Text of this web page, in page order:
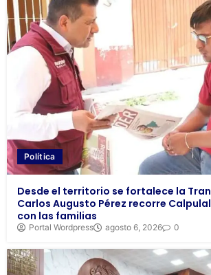
Política
Desde el territorio se fortalece la
Carlos Augusto Pérez recorre
con las familias
Portal Wordpress agosto 6, 2026 0